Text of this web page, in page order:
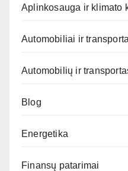
Aplinkosauga ir klimato
Automobiliai ir
Automobilių ir
Blog
Energetika
Finansų patarimai